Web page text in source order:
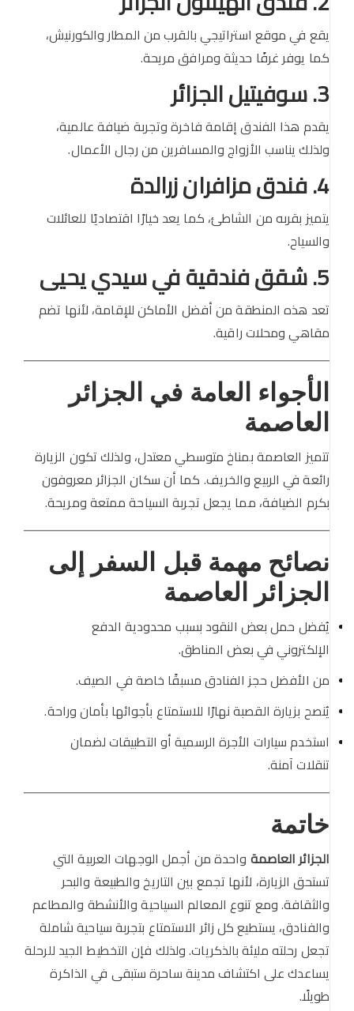
يقع في موقع استراتيجي بالقرب من المطار والكورنيش،
كما يوفر غرفًا حديثة ومرافق مريحة.
3. سوفيتيل الجزائر
يقدم هذا الفندق إقامة فاخرة وتجربة ضيافة عالمية،
ولذلك يناسب الأزواج والمسافرين من رجال الأعمال.
4. فندق مزافران زرالدة
يتميز بقربه من الشاطئ، كما يعد خيارًا اقتصاديًا للعائلات
والسياح.
5. شقق فندقية في سيدي يحيى
تعد هذه المنطقة من أفضل الأماكن للإقامة، لأنها تضم
مقاهي ومحلات راقية.
الأجواء العامة في الجزائر
العاصمة
تتميز العاصمة بمناخ متوسطي معتدل، ولذلك تكون الزيارة
رائعة في الربيع والخريف. كما أن سكان الجزائر معروفون
بكرم الضيافة، مما يجعل تجربة السياحة ممتعة ومريحة.
نصائح مهمة قبل السفر إلى
الجزائر العاصمة
يُفضل حمل بعض النقود بسبب محدودية الدفع
الإلكتروني في بعض المناطق.
من الأفضل حجز الفنادق مسبقًا خاصة في الصيف.
يُنصح بزيارة القصبة نهارًا للاستمتاع بأجوائها بأمان وراحة.
استخدم سيارات الأجرة الرسمية أو التطبيقات لضمان
تنقلات آمنة.
خاتمة
الجزائر العاصمة واحدة من أجمل الوجهات العربية التي
تستحق الزيارة، لأنها تجمع بين التاريخ والطبيعة والبحر
والثقافة. ومع تنوع المعالم السياحية والأنشطة والمطاعم
والفنادق، يستطيع كل زائر الاستمتاع بتجربة سياحية شاملة
تجعل رحلته مليئة بالذكريات. ولذلك فإن التخطيط الجيد للرحلة
يساعدك على اكتشاف مدينة ساحرة ستبقى في الذاكرة
طويلًا.